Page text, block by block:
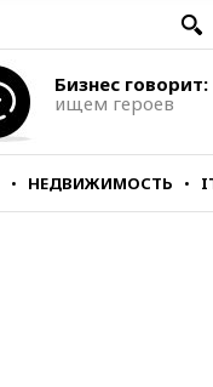
Бизнес говорит:
ищем героев
НЕДВИЖИМОСТЬ